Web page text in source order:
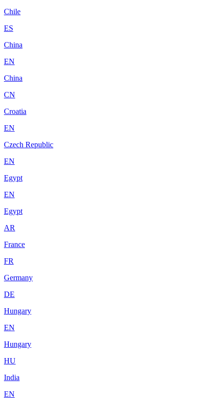
Chile
ES
China
EN
China
CN
Croatia
EN
Czech Republic
EN
Egypt
EN
Egypt
AR
France
FR
Germany
DE
Hungary
EN
Hungary
HU
India
EN